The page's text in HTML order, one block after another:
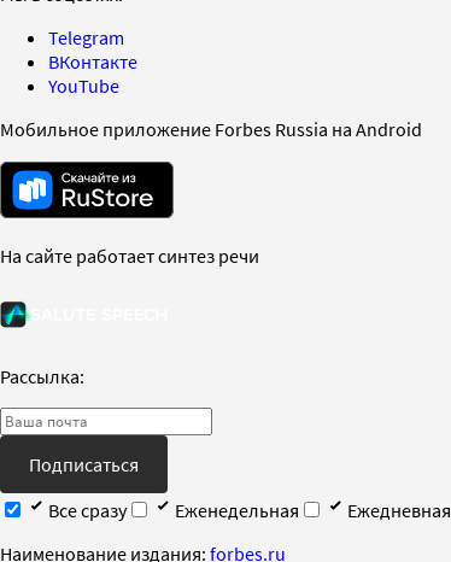
Telegram
ВКонтакте
YouTube
Мобильное приложение Forbes Russia на Android
На сайте работает синтез речи
Рассылка:
Подписаться
Все сразу
Еженедельная Ежедневная
Наименование издания: forbes.ru